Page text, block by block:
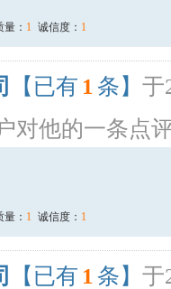
量： 1 诚信度： 1
【已有 1 条】 于
对他的一条点
量： 1 诚信度： 1
【已有 1 条】 于